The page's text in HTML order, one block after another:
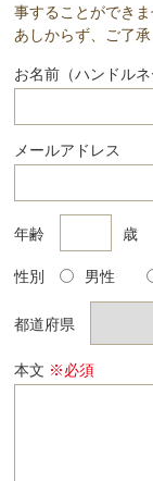
事することができま
あしからず、ご了
お名前（ハンドルネ
メールアドレス
年齢 歳
性別 男性
都道府県
本文 ※必須